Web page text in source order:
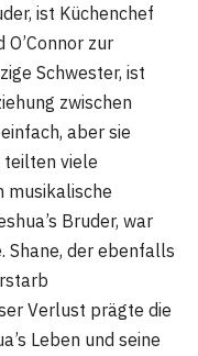
ist Küchenchef
zur
Schwester, ist
zwischen
aber sie
teilten viele
musikalische
Bruder, war
Shane, der ebenfalls
Verlust prägte die
Leben und seine